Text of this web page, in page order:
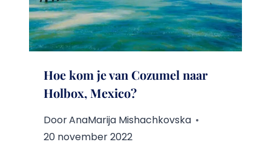
Hoe kom je van Cozumel naar
Holbox, Mexico?
DoorAnaMarija Mishachkovska
20 november 2022